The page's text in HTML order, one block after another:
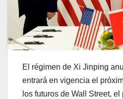
El régimen de Xi Jinping
entrará en vigencia el
los futuros de Wall Street,